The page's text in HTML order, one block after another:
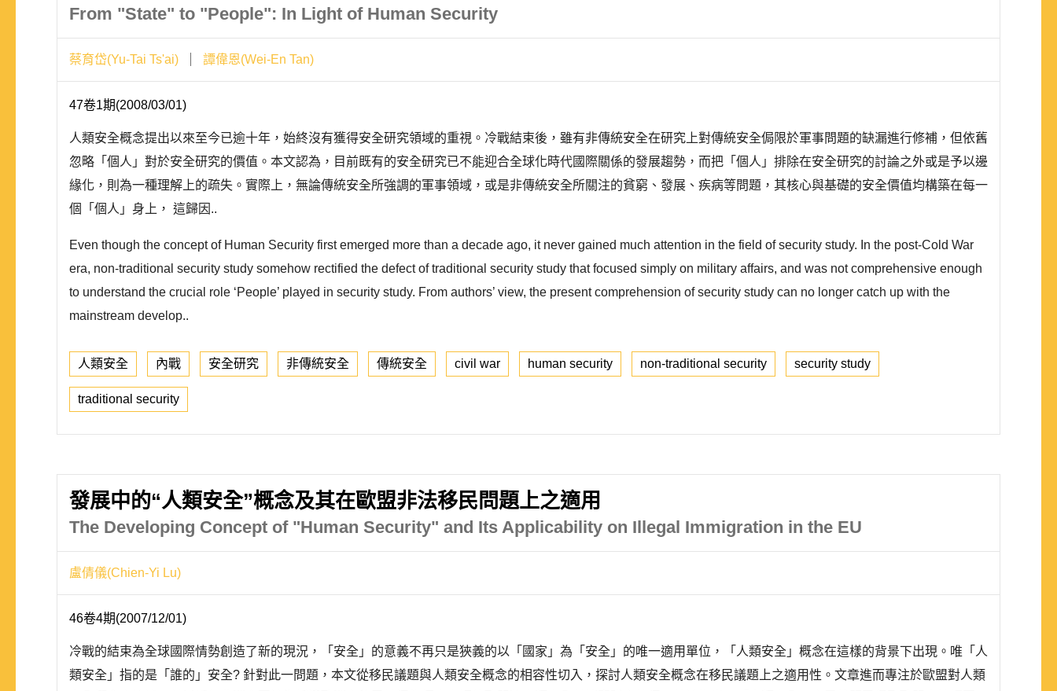
From "State" to "People": In Light of Human Security
蔡育岱(Yu-Tai Ts'ai) 譚偉恩(Wei-En Tan)
47卷1期(2008/03/01)
人類安全概念提出以來至今已逾十年，始終沒有獲得安全研究領域的重視。冷戰結束後，雖有非傳統安全在研究上對傳統安全侷限於軍事問題的缺漏進行修補，但依舊
忽略「個人」對於安全研究的價值。本文認為，目前既有的安全研究已不能迎合全球化時代國際關係的發展趨勢，而把「個人」排除在安全研究的討論之外或是予以邊
緣化，則為一種理解上的疏失。實際上，無論傳統安全所強調的軍事領域，或是非傳統安全所關注的貧窮、發展、疾病等問題，其核心與基礎的安全價值均構築在每一
個「個人」身上， 這歸因..
Even though the concept of Human Security first emerged more than a decade ago, it never gained much attention in the field of security study. In the post-Cold War
era, non-traditional security study somehow rectified the defect of traditional security study that focused simply on military affairs, and was not comprehensive enough
to understand the crucial role ‘People’ played in security study. From authors’ view, the present comprehension of security study can no longer catch up with the
mainstream develop..
人類安全 內戰 安全研究 非傳統安全 傳統安全 civil war human security non-traditional security security study
traditional security
發展中的“人類安全”概念及其在歐盟非法移民問題上之適用
The Developing Concept of "Human Security" and Its Applicability on Illegal Immigration in the EU
盧倩儀(Chien-Yi Lu)
46卷4期(2007/12/01)
冷戰的結束為全球國際情勢創造了新的現況，「安全」的意義不再只是狹義的以「國家」為「安全」的唯一適用單位，「人類安全」概念在這樣的背景下出現。唯「人
類安全」指的是「誰的」安全? 針對此一問題，本文從移民議題與人類安全概念的相容性切入，探討人類安全概念在移民議題上之適用性。文章進而專注於歐盟對人類